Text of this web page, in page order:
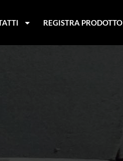
REGISTRA PRODOTTO